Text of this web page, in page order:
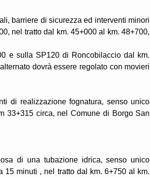
barriere di sicurezza ed interventi minori
nel tratto dal km. 45+000 al km. 48+700,
e sulla SP120 di Roncobilaccio dal km.
dovrà essere regolato con movieri
di realizzazione fognatura, senso unico
33+315 circa, nel Comune di Borgo San
di una tubazione idrica, senso unico
15 minuti , nel tratto dal km. 6+750 al km.